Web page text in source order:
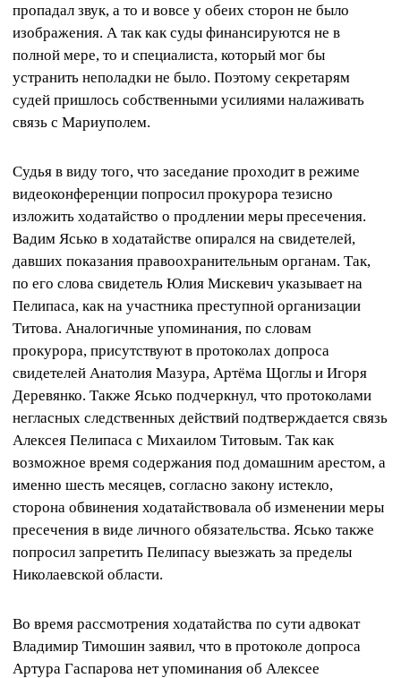
пропадал звук, а то и вовсе у обеих сторон не было
изображения. А так как суды финансируются не в
полной мере, то и специалиста, который мог бы
устранить неполадки не было. Поэтому секретарям
судей пришлось собственными усилиями налаживать
связь с Мариуполем.
Судья в виду того, что заседание проходит в режиме
видеоконференции попросил прокурора тезисно
изложить ходатайство о продлении меры пресечения.
Вадим Ясько в ходатайстве опирался на свидетелей,
давших показания правоохранительным органам. Так,
по его слова свидетель Юлия Мискевич указывает на
Пелипаса, как на участника преступной организации
Титова. Аналогичные упоминания, по словам
прокурора, присутствуют в протоколах допроса
свидетелей Анатолия Мазура, Артёма Щоглы и Игоря
Деревянко. Также Ясько подчеркнул, что протоколами
негласных следственных действий подтверждается связь
Алексея Пелипаса с Михаилом Титовым. Так как
возможное время содержания под домашним арестом, а
именно шесть месяцев, согласно закону истекло,
сторона обвинения ходатайствовала об изменении меры
пресечения в виде личного обязательства. Ясько также
попросил запретить Пелипасу выезжать за пределы
Николаевской области.
Во время рассмотрения ходатайства по сути адвокат
Владимир Тимошин заявил, что в протоколе допроса
Артура Гаспарова нет упоминания об Алексее